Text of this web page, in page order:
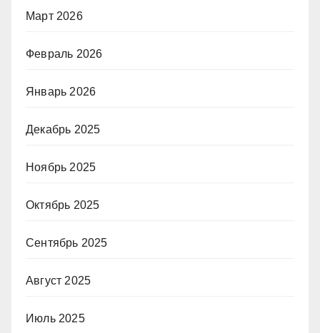
Март 2026
Февраль 2026
Январь 2026
Декабрь 2025
Ноябрь 2025
Октябрь 2025
Сентябрь 2025
Август 2025
Июль 2025